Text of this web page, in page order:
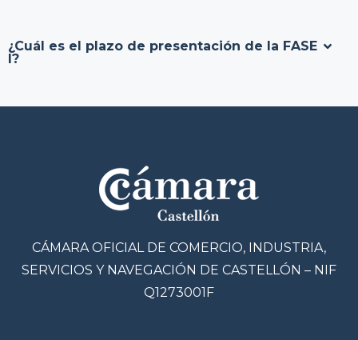
¿Cuál es el plazo de presentación de la FASE
I?
CÁMARA OFICIAL DE COMERCIO, INDUSTRIA,
SERVICIOS Y NAVEGACIÓN DE CASTELLÓN – NIF
Q1273001F